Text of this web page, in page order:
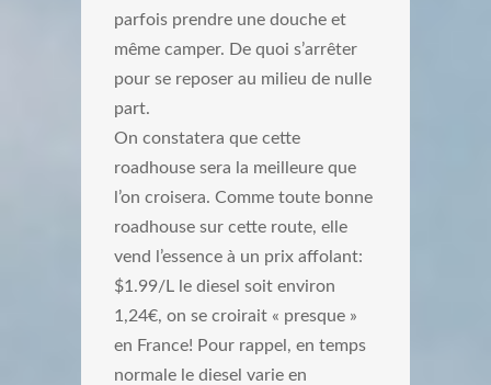
parfois prendre une douche et
même camper. De quoi s’arrêter
pour se reposer au milieu de nulle
part.
On constatera que cette
roadhouse sera la meilleure que
l’on croisera. Comme toute bonne
roadhouse sur cette route, elle
vend l’essence à un prix affolant:
$1.99/L le diesel soit environ
1,24€, on se croirait « presque »
en France! Pour rappel, en temps
normale le diesel varie en